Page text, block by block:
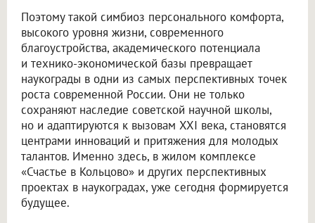
Поэтому такой симбиоз персонального комфорта,
высокого уровня жизни, современного
благоустройства, академического потенциала
и технико-экономической базы превращает
наукограды в одни из самых перспективных точек
роста современной России. Они не только
сохраняют наследие советской научной школы,
но и адаптируются к вызовам XXI века, становятся
центрами инноваций и притяжения для молодых
талантов. Именно здесь, в жилом комплексе
«Счастье в Кольцово» и других перспективных
проектах в наукоградах, уже сегодня формируется
будущее.